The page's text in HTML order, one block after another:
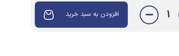
1 افزودن به سبد خرید